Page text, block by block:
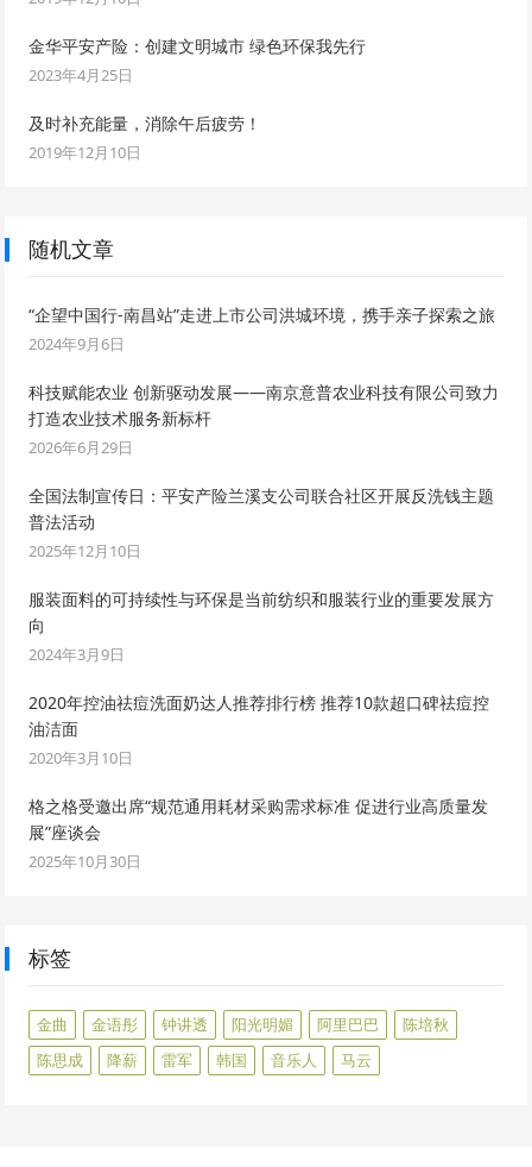
金华平安产险：创建文明城市 绿色环保我先行
2023年4月25日
及时补充能量，消除午后疲劳！
2019年12月10日
随机文章
“企望中国行-南昌站”走进上市公司洪城环境，携手亲子探索之旅
2024年9月6日
科技赋能农业 创新驱动发展——南京意普农业科技有限公司致力
打造农业技术服务新标杆
2026年6月29日
全国法制宣传日：平安产险兰溪支公司联合社区开展反洗钱主题
普法活动
2025年12月10日
服装面料的可持续性与环保是当前纺织和服装行业的重要发展方
向
2024年3月9日
2020年控油祛痘洗面奶达人推荐排行榜 推荐10款超口碑祛痘控
油洁面
2020年3月10日
格之格受邀出席“规范通用耗材采购需求标准 促进行业高质量发
展”座谈会
2025年10月30日
标签
金曲 金语彤 钟讲透 阳光明媚 阿里巴巴
陈培秋
陈思成
降薪 雷军 韩国 音乐人 马云